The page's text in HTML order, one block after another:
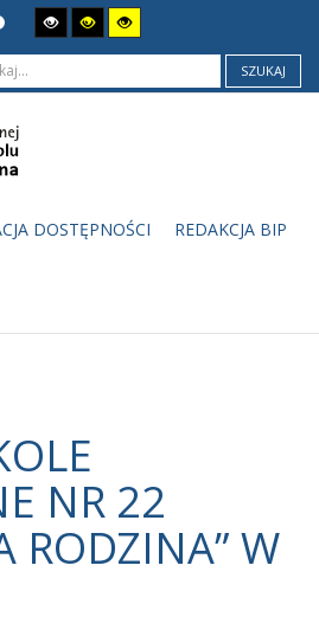
SZUKAJ
DOSTĘPNOŚCI
REDAKCJA BIP
NR 22
RODZINA” W